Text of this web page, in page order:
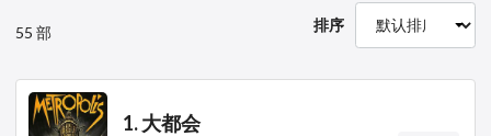
55 部 排序
1. 大都会